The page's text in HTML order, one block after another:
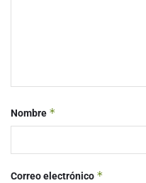
Nombre *
Correo electrónico *